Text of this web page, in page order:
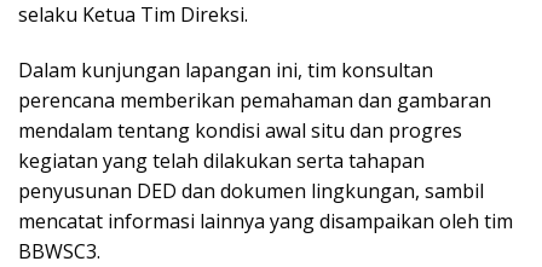
selaku Ketua Tim Direksi.
Dalam kunjungan lapangan ini, tim konsultan
perencana memberikan pemahaman dan gambaran
mendalam tentang kondisi awal situ dan progres
kegiatan yang telah dilakukan serta tahapan
penyusunan DED dan dokumen lingkungan, sambil
mencatat informasi lainnya yang disampaikan oleh tim
BBWSC3.